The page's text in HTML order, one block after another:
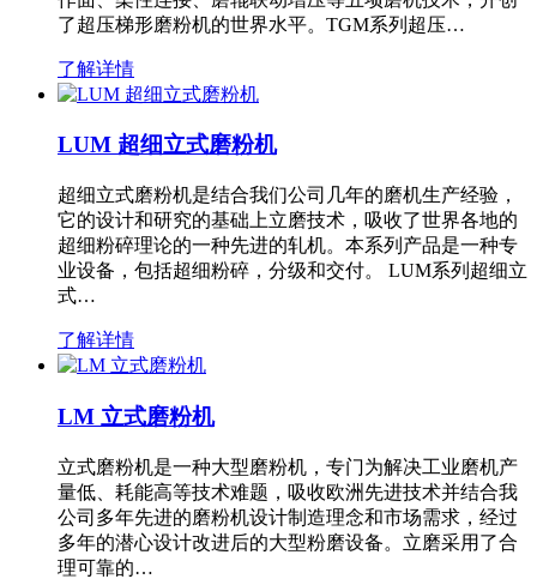
了超压梯形磨粉机的世界水平。TGM系列超压…
了解详情
LUM 超细立式磨粉机
超细立式磨粉机是结合我们公司几年的磨机生产经验，
它的设计和研究的基础上立磨技术，吸收了世界各地的
超细粉碎理论的一种先进的轧机。本系列产品是一种专
业设备，包括超细粉碎，分级和交付。 LUM系列超细立
式…
了解详情
LM 立式磨粉机
立式磨粉机是一种大型磨粉机，专门为解决工业磨机产
量低、耗能高等技术难题，吸收欧洲先进技术并结合我
公司多年先进的磨粉机设计制造理念和市场需求，经过
多年的潜心设计改进后的大型粉磨设备。立磨采用了合
理可靠的…